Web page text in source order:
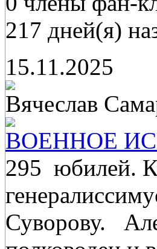
217 дней(я)
15.11.2025
Вячеслав
ВОЕННОЕ
295 юбилей.
Суворову.